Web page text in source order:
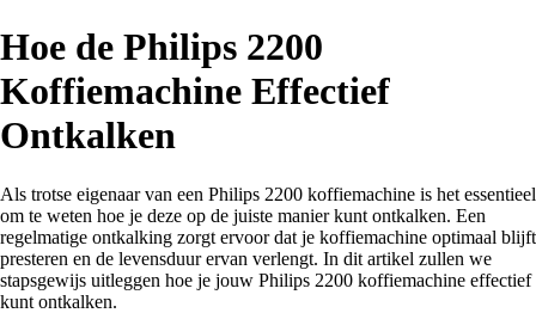
Hoe de Philips 2200
Koffiemachine Effectief
Ontkalken
Als trotse eigenaar van een Philips 2200 koffiemachine is het essentieel
om te weten hoe je deze op de juiste manier kunt ontkalken. Een
regelmatige ontkalking zorgt ervoor dat je koffiemachine optimaal blijft
presteren en de levensduur ervan verlengt. In dit artikel zullen we
stapsgewijs uitleggen hoe je jouw Philips 2200 koffiemachine effectief
kunt ontkalken.